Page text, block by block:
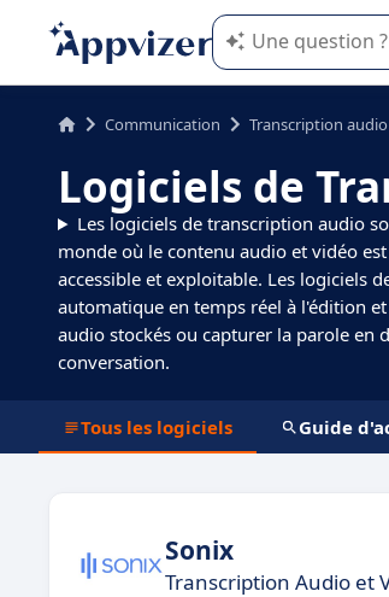
L'IA de Appvizer
Communication Transcription audio
Logiciels de
Les logiciels de transcription audio
monde où le contenu audio et vidéo
accessible et exploitable. Les logiciels
automatique en temps réel à l'édition
audio stockés ou capturer la parole en
conversation.
Tous les logiciels Guide
Sonix
Transcription Audio et